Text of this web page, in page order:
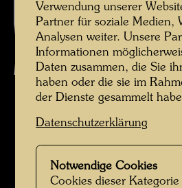
Hundertwassers Wegbeschreibung zu
Fotograf: Hundertwasser
Hundertwasser in
Bildergalerie
Verwendung unserer
Partner für soziale Medien,
Analysen weiter. Unsere
Informationen
Daten zusammen, die Sie
haben oder die sie im
der Dienste gesammelt
Datenschutzerklärung
Notwendige Cookies
Cookies dieser Kategorie